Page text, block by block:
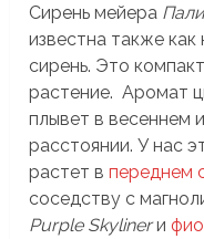
Сирень мейера
известна также как
сирень. Это
растение. Аромат
плывет в весеннем
расстоянии. У нас
растет впереднем
соседству с
Purple Skylinerи